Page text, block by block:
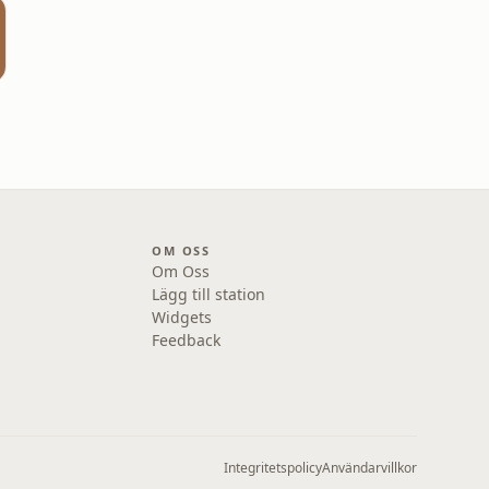
OM OSS
Om Oss
Lägg till station
Widgets
Feedback
IntegritetspolicyAnvändarvillkor